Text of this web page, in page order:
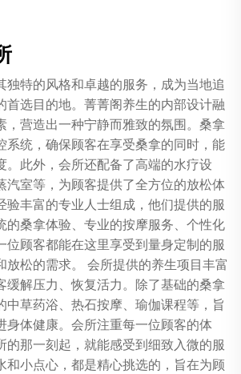
独特的风格和卓越的服务，成为当地追
首选目的地。菁菁阁养生的内部设计融
，营造出一种宁静而雅致的氛围。桑拿
系统，确保顾客在享受桑拿的同时，能
。此外，会所还配备了高端的水疗设
汽室等，为顾客提供了全方位的放松体
验丰富的专业人士组成，他们提供的服
的桑拿体验、专业的按摩服务、个性化
位顾客都能在这里享受到量身定制的服
放松的需求。 会所提供的养生项目丰富
缓解压力、恢复活力。除了基础的桑拿
中草药浴、热石按摩、瑜伽课程等，旨
身体健康。会所注重每一位顾客的体
的那一刻起，就能感受到细致入微的服
和小点心，都是精心挑选的，旨在为顾